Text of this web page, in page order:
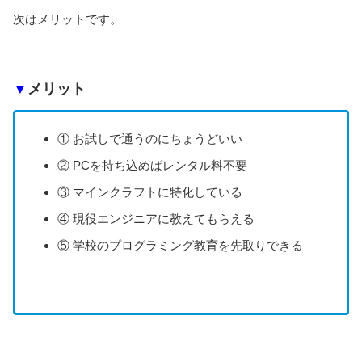
次はメリットです。
▼ メリット
① お試しで通うのにちょうどいい
② PCを持ち込めばレンタル料不要
③ マインクラフトに特化している
④ 現役エンジニアに教えてもらえる
⑤ 学校のプログラミング教育を先取りできる